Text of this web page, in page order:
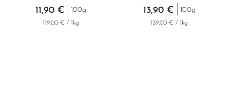
11,90 € 100g
119,00 € / 1kg
13,90 € 100g
139,00 € / 1kg